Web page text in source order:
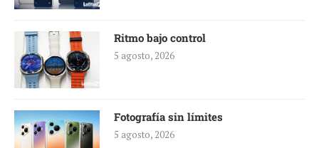
Ritmo bajo control
5 agosto, 2026
Fotografía sin límites
5 agosto, 2026